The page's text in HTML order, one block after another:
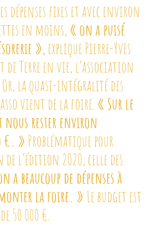
dépenses fixes et avec environ
en moins,« on a puisé
»,explique Pierre-Yves
de Terre en vie, l’association
la quasi-intégralité des
vient de la foire.« Sur le
rester environ
€. » Problématique pour
l’édition 2020, celle des
a beaucoup de dépenses à
la foire. » Le budget est
50 000 €.